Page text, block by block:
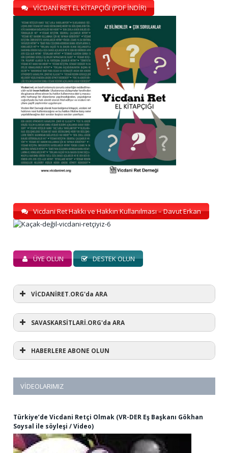
VİCDANİ RET EL KİTAPÇIĞI (PDF İNDİR)
Vicdani Ret Hakkı ve Hakkın Kullanılması – Davut Erkan
ÜYE OLUN DESTEK OLUN
VİCDANİRET.ORG'da ARA
SAVASKARSİTLARİ.ORG'da ARA
HABERLERE ABONE OLUN
VIDEOLARIMIZ
Türkiye’de Vicdani Retçi Olmak (VR-DER Eş Başkanı Gökhan
Soysal ile söyleşi / Video)